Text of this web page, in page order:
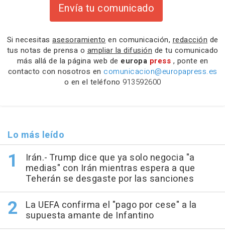
Envía tu comunicado
Si necesitas asesoramiento en comunicación, redacción de
tus notas de prensa o ampliar la difusión de tu comunicado
más allá de la página web de europa press , ponte en
contacto con nosotros en comunicacion@europapress.es
o en el teléfono 913592600
Lo más leído
Irán.- Trump dice que ya solo negocia "a
medias" con Irán mientras espera a que
Teherán se desgaste por las sanciones
La UEFA confirma el "pago por cese" a la
supuesta amante de Infantino